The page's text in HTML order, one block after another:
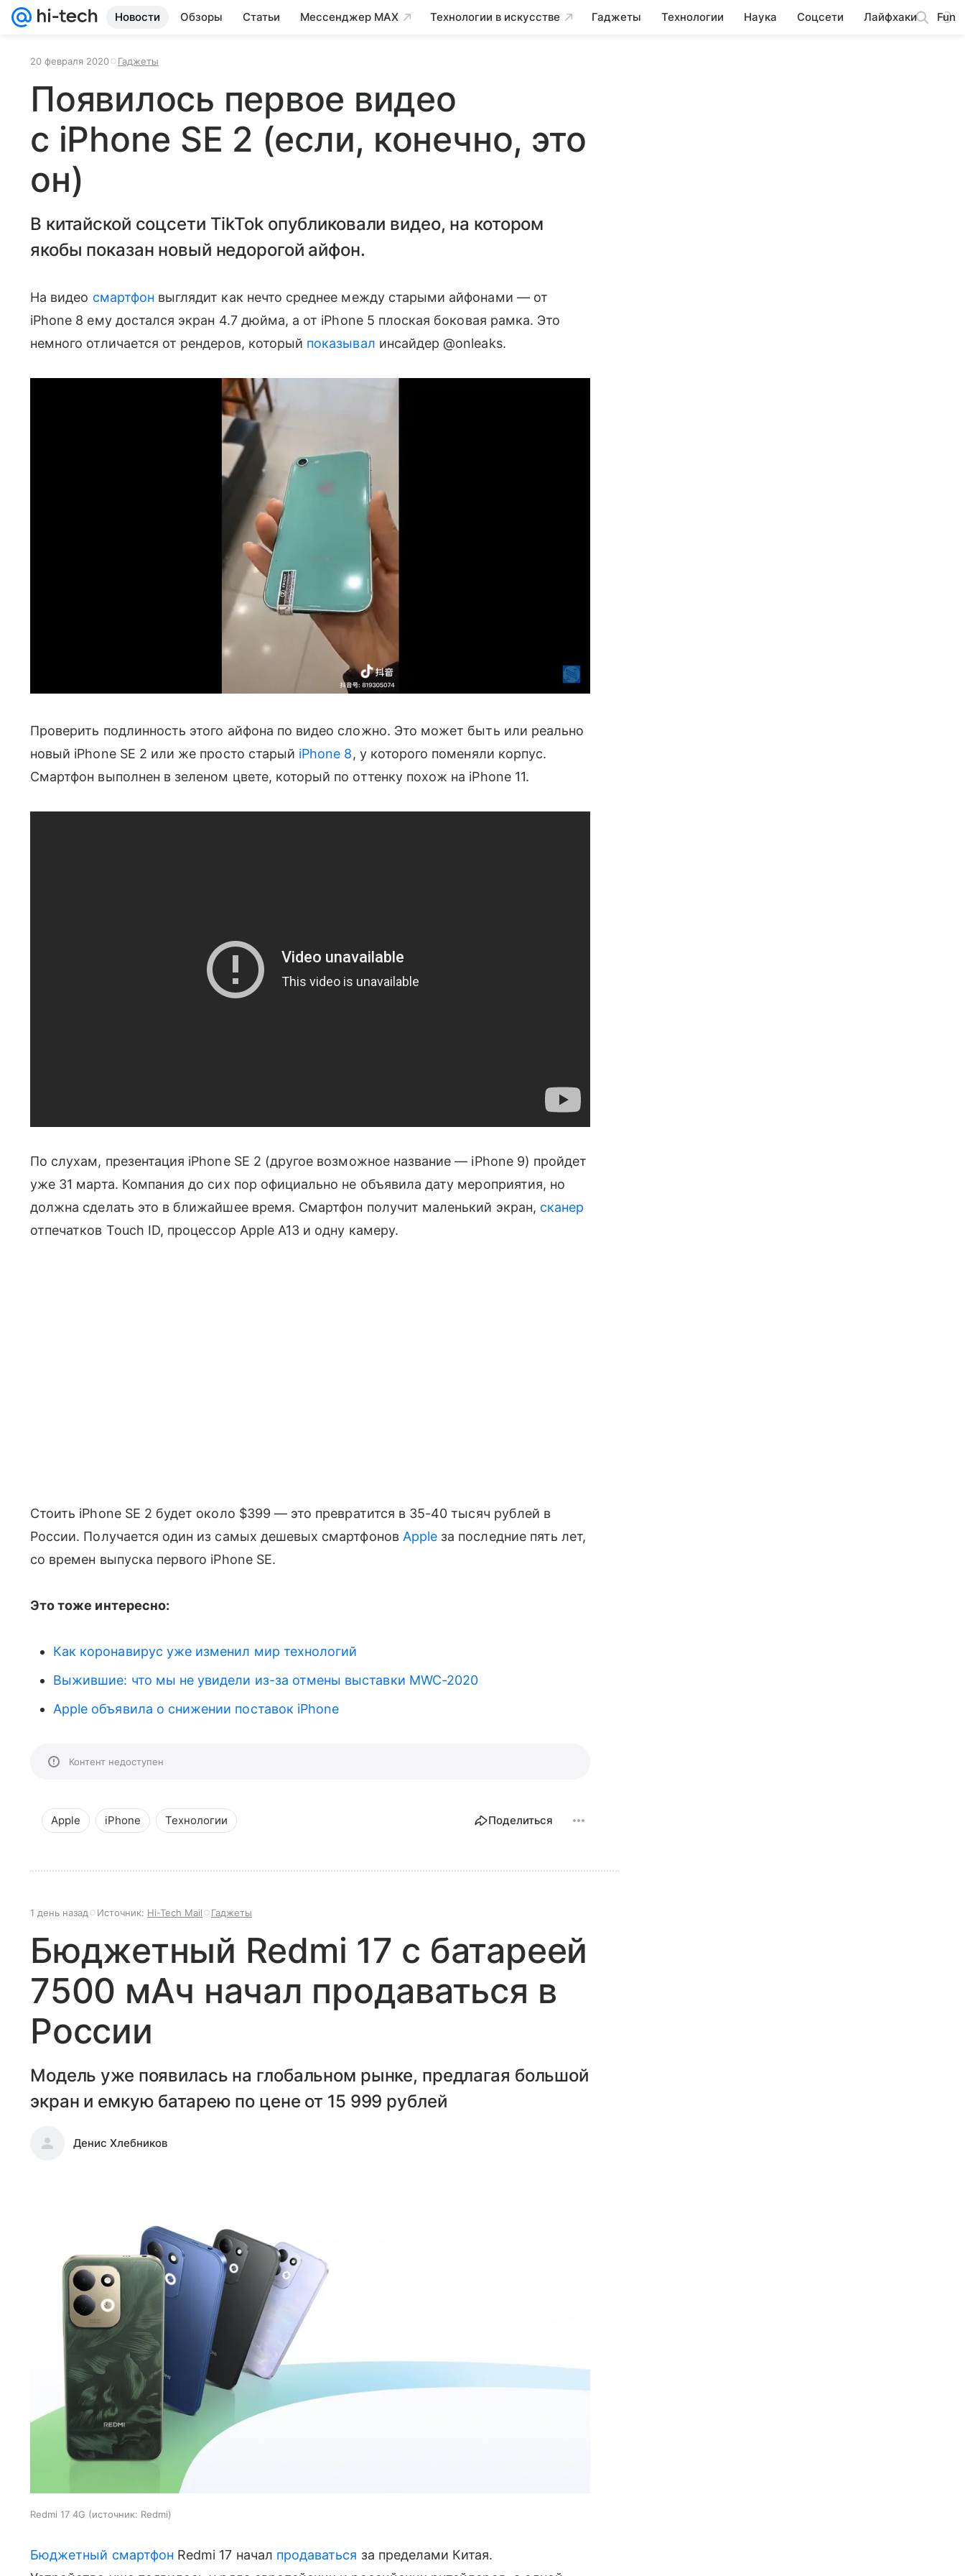
Новости Обзоры Статьи Мессенджер MAX Технологии в искусстве Гаджеты Технологии Наука Соцсети Лайфхаки Fun
20 февраля 2020 Гаджеты
Появилось первое видео
с iPhone SE 2 (если, конечно, это
он)
В китайской соцсети TikTok опубликовали видео, на котором
якобы показан новый недорогой айфон.
На видео смартфон выглядит как нечто среднее между старыми айфонами — от
iPhone 8 ему достался экран 4.7 дюйма, а от iPhone 5 плоская боковая рамка. Это
немного отличается от рендеров, который показывал инсайдер @onleaks.
Проверить подлинность этого айфона по видео сложно. Это может быть или реально
новый iPhone SE 2 или же просто старый iPhone 8, у которого поменяли корпус.
Смартфон выполнен в зеленом цвете, который по оттенку похож на iPhone 11.
По слухам, презентация iPhone SE 2 (другое возможное название — iPhone 9) пройдет
уже 31 марта. Компания до сих пор официально не объявила дату мероприятия, но
должна сделать это в ближайшее время. Смартфон получит маленький экран, сканер
отпечатков Touch ID, процессор Apple A13 и одну камеру.
Стоить iPhone SE 2 будет около $399 — это превратится в 35-40 тысяч рублей в
России. Получается один из самых дешевых смартфонов Apple за последние пять лет,
со времен выпуска первого iPhone SE.
Это тоже интересно:
Как коронавирус уже изменил мир технологий
Выжившие: что мы не увидели из-за отмены выставки MWC-2020
Apple объявила о снижении поставок iPhone
Контент недоступен
Apple iPhone Технологии Поделиться
1 день назад Источник: Hi-Tech Mail Гаджеты
Бюджетный Redmi 17 с батареей
7500 мАч начал продаваться в
России
Модель уже появилась на глобальном рынке, предлагая большой
экран и емкую батарею по цене от 15 999 рублей
Денис Хлебников
Redmi 17 4G источник: Redmi
Бюджетный смартфон Redmi 17 начал продаваться за пределами Китая.